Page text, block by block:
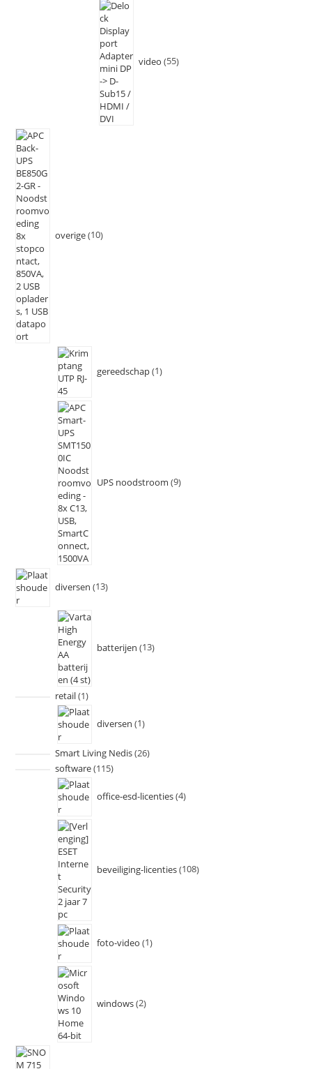
video 55
overige 10
gereedschap 1
UPS noodstroom 9
diversen 13
batterijen 13
retail 1
diversen 1
Smart Living Nedis 26
software 115
office-esd-licenties 4
beveiliging-licenties 108
foto-video 1
windows 2